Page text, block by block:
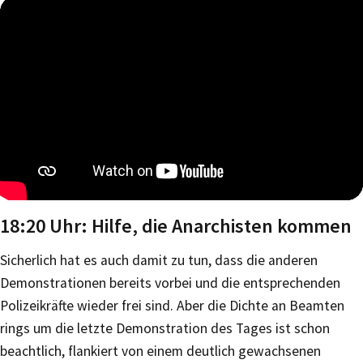
18:20 Uhr: Hilfe, die Anarchisten kommen
Sicherlich hat es auch damit zu tun, dass die anderen
Demonstrationen bereits vorbei und die entsprechenden
Polizeikräfte wieder frei sind. Aber die Dichte an Beamten
rings um die letzte Demonstration des Tages ist schon
beachtlich, flankiert von einem deutlich gewachsenen